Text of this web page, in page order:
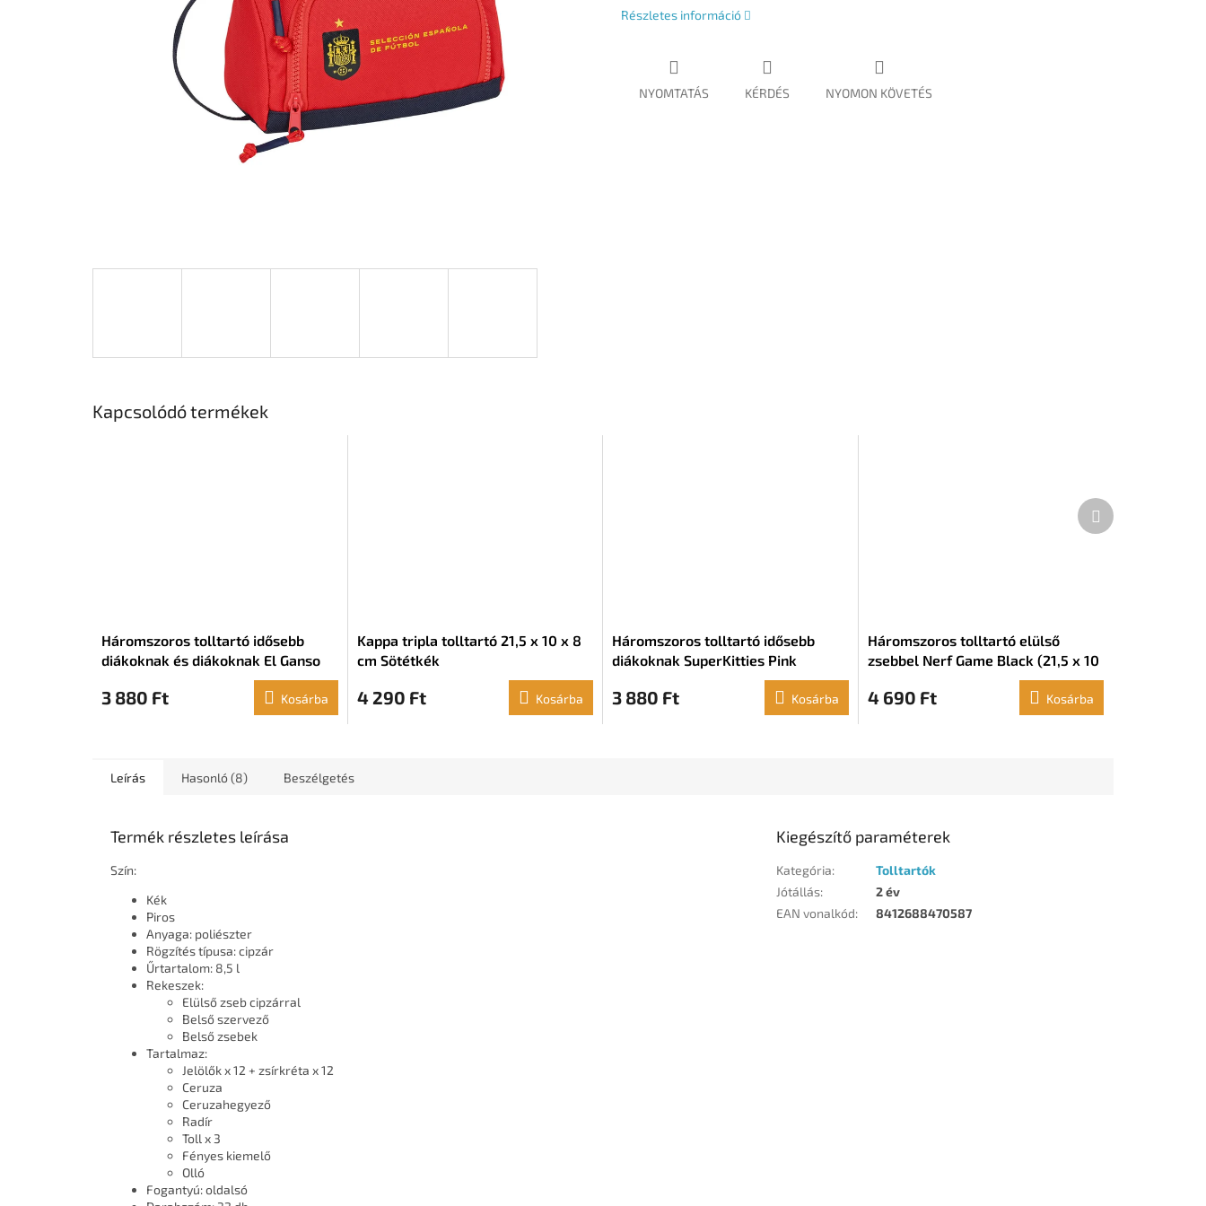
Részletes információ
NYOMTATÁS KÉRDÉS NYOMON KÖVETÉS
Kapcsolódó termékek
Háromszoros tolltartó idősebb
diákoknak és diákoknak El Ganso
3 880 Ft Kosárba
Kappa tripla tolltartó 21,5 x 10 x 8
cm Sötétkék
4 290 Ft Kosárba
Háromszoros tolltartó idősebb
diákoknak SuperKitties Pink
Turquoise (22 x 12 x 3 cm)
3 880 Ft Kosárba
Háromszoros tolltartó elülső
zsebbel Nerf Game Black (21,5 x 10
4 690 Ft Kosárba
Következő
termék
Leírás Hasonló (8) Beszélgetés
Termék részletes leírása
Szín:
Kék
Piros
Anyaga: poliészter
Rögzítés típusa: cipzár
Űrtartalom: 8,5 l
Rekeszek:
Elülső zseb cipzárral
Belső szervező
Belső zsebek
Tartalmaz:
Jelölők x 12 + zsírkréta x 12
Ceruza
Ceruzahegyező
Radír
Toll x 3
Fényes kiemelő
Olló
Fogantyú: oldalsó
Kiegészítő paraméterek
Kategória:
Tolltartók
Jótállás:
2 év
EAN vonalkód: 8412688470587